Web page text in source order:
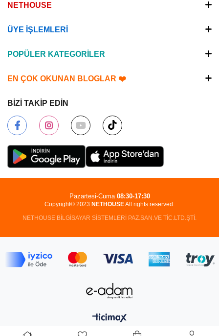
NETHOUSE
ÜYE İŞLEMLERİ
POPÜLER KATEGORİLER
EN ÇOK OKUNAN BLOGLAR ❤️
BİZİ TAKİP EDİN
Copyright© 2023 NETHOUSEAll rights reserved.
NETHOUSE BİLGİSAYAR SİSTEMLERİ PAZ.SAN.VE TİC.LTD.ŞTİ.
Pazartesi-Cuma 08:30-17:30